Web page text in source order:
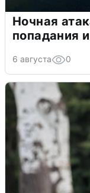
Ночная
попадания
6 августа 0